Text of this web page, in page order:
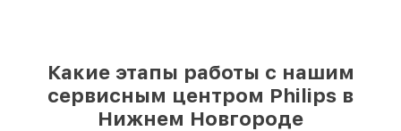
Какие этапы работы с нашим
сервисным центром Philips в
Нижнем Новгороде